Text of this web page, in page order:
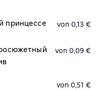
принцессе von 0,13 €
von 0,09 €
von 0,51 €